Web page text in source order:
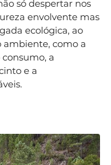
só despertar nos
envolvente mas
ecológica, ao
como a
a
e a